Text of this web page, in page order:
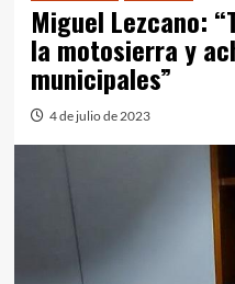
Miguel Lezcano:
la motosierra y
municipales”
4 de julio de 2023